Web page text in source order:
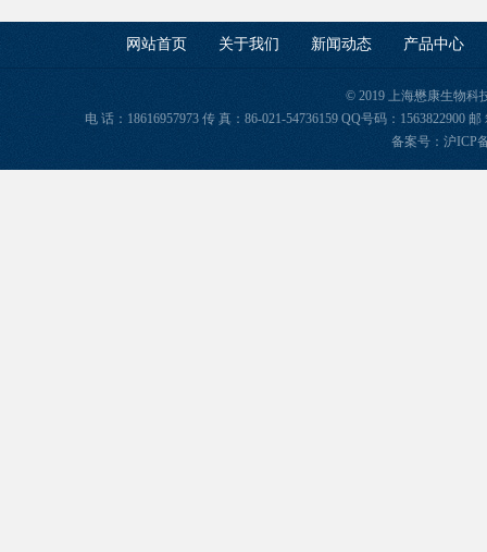
网站首页 关于我们 新闻动态 产品中心
© 2019 上海懋康生物科
电 话：18616957973 传 真：86-021-54736159 QQ号码：1563822900
备案号： 沪ICP